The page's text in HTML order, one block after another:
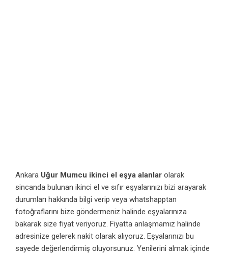
Ankara Uğur Mumcu ikinci el eşya alanlar olarak
sincanda bulunan ikinci el ve sıfır eşyalarınızı bizi arayarak
durumları hakkında bilgi verip veya whatshapptan
fotoğraflarını bize göndermeniz halinde eşyalarınıza
bakarak size fiyat veriyoruz. Fiyatta anlaşmamız halinde
adresinize gelerek nakit olarak alıyoruz. Eşyalarınızı bu
sayede değerlendirmiş oluyorsunuz. Yenilerini almak içinde